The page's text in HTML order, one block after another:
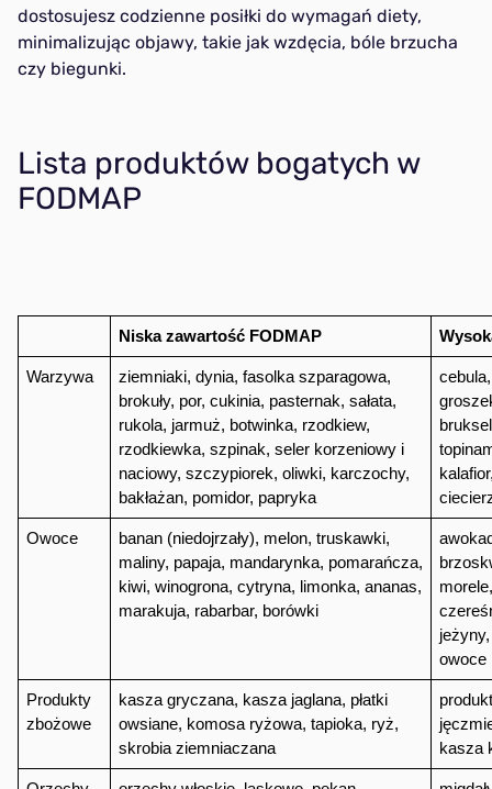
dostosujesz codzienne posiłki do wymagań diety,
minimalizując objawy, takie jak wzdęcia, bóle brzucha
czy biegunki.
Lista produktów bogatych w
FODMAP
Niska zawartość FODMAP
Warzywa
ziemniaki, dynia, fasolka szparagowa,
brokuły, por, cukinia, pasternak, sałata,
rukola, jarmuż, botwinka, rzodkiew,
rzodkiewka, szpinak, seler korzeniowy i
naciowy, szczypiorek, oliwki, karczochy,
bakłażan, pomidor, papryka
Owoce
banan (niedojrzały), melon, truskawki,
maliny, papaja, mandarynka, pomarańcza,
kiwi, winogrona, cytryna, limonka, ananas,
marakuja, rabarbar, borówki
owoce
Produkty
zbożowe
kasza gryczana, kasza jaglana, płatki
owsiane, komosa ryżowa, tapioka, ryż,
skrobia ziemniaczana
kasza